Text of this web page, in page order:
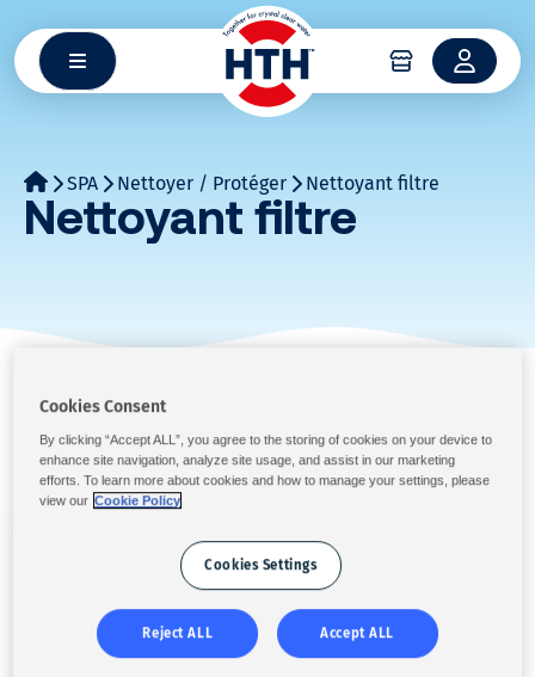
au
contenu
SPA Nettoyer / Protéger Nettoyant filtre
Nettoyant filtre
Réinitialiser
NETTOYANT FILTRE
Cookies Consent
By clicking “Accept ALL”, you agree to the storing of cookies on your device to
enhance site navigation, analyze site usage, and assist in our marketing
efforts. To learn more about cookies and how to manage your settings, please
view our Cookie Policy
Cookies Settings
Reject ALL Accept ALL